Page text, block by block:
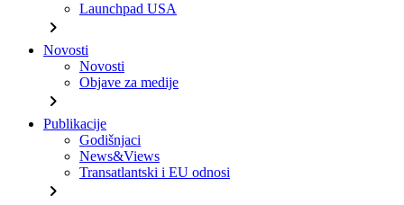
Launchpad USA
chevron_right
Novosti
Novosti
Objave za medije
chevron_right
Publikacije
Godišnjaci
News&Views
Transatlantski i EU odnosi
chevron_right